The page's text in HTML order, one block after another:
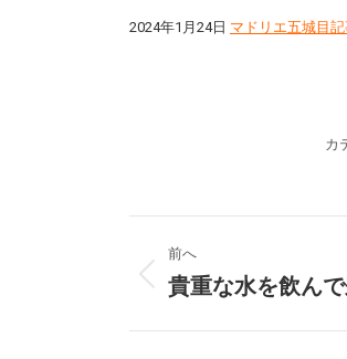
2024年1月24日 マドリエ五城目
カ
稿
ナ
前へ
前
貴重な水を飲ん